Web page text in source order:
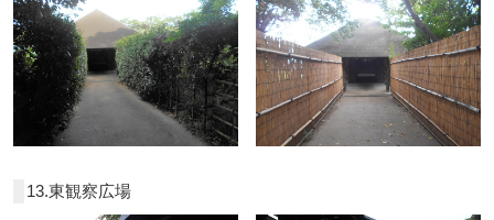
13.東観察広場